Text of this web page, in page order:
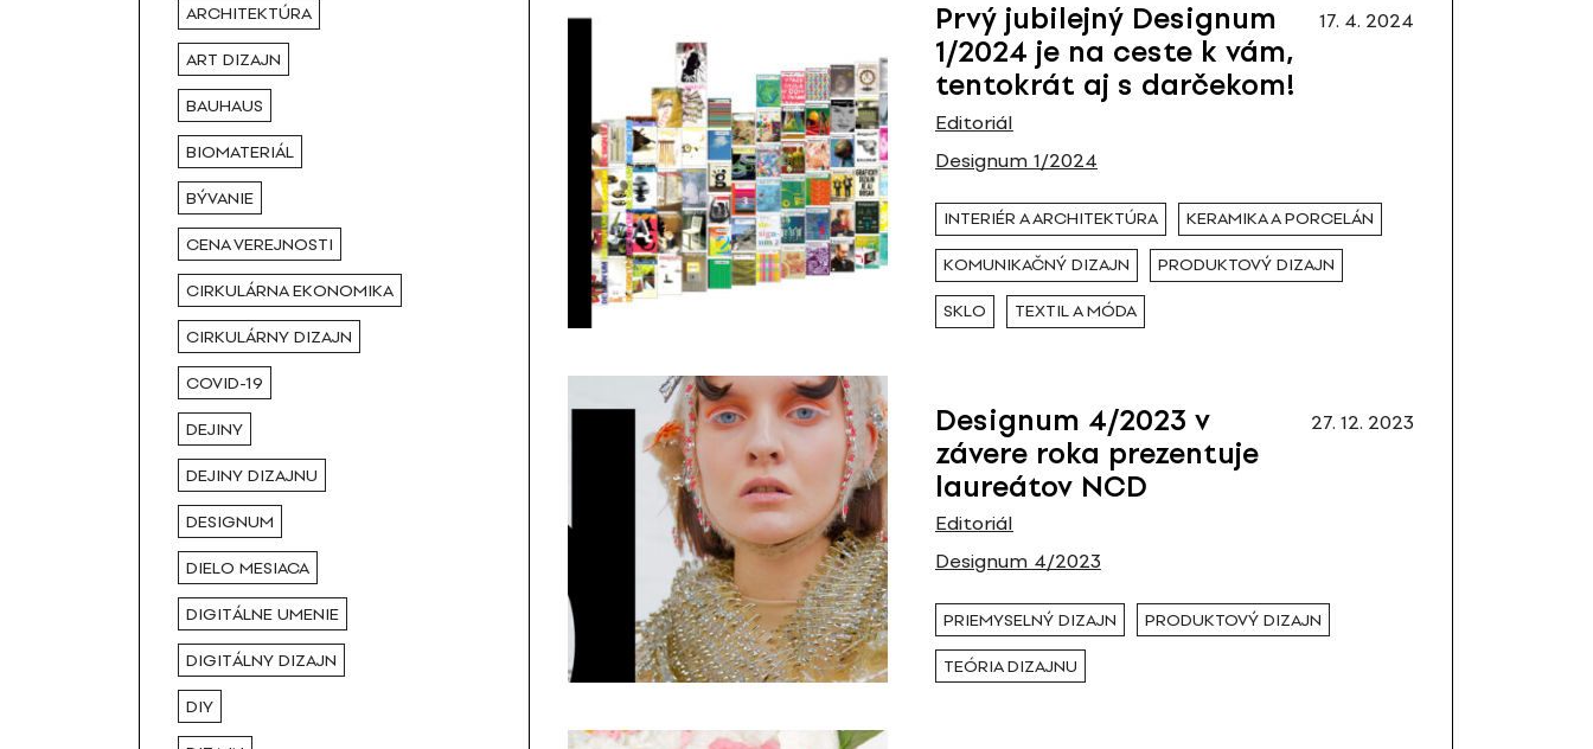
ARCHITEKTÚRA
ART DIZAJN
BAUHAUS
BIOMATERIÁL
BÝVANIE
CENA VEREJNOSTI
CIRKULÁRNA EKONOMIKA
CIRKULÁRNY DIZAJN
COVID-19
DEJINY
DEJINY DIZAJNU
DESIGNUM
DIELO MESIACA
DIGITÁLNE UMENIE
DIGITÁLNY DIZAJN
DIY
Prvý jubilejný Designum
1/2024 je na ceste k vám,
tentokrát aj s darčekom!
Editoriál
Designum 1/2024
17. 4. 2024
INTERIÉR A ARCHITEKTÚRA KERAMIKA A PORCELÁN
KOMUNIKAČNÝ DIZAJN PRODUKTOVÝ DIZAJN
SKLO TEXTIL A MÓDA
Designum 4/2023 v
závere roka prezentuje
laureátov NCD
Editoriál
Designum 4/2023
27. 12. 2023
PRIEMYSELNÝ DIZAJN PRODUKTOVÝ DIZAJN
TEÓRIA DIZAJNU